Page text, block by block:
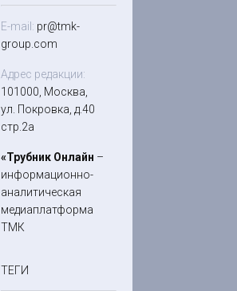
E-mail: pr@tmk-
group.com
Адрес редакции:
101000, Москва,
ул. Покровка, д.40
стр.2а
«Трубник Онлайн –
информационно-
аналитическая
медиаплатформа
ТМК
ТЕГИ